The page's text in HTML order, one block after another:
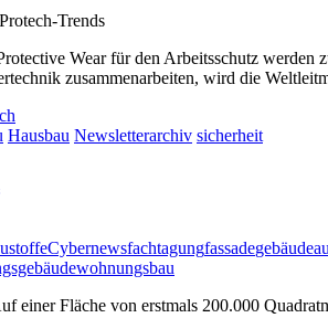
Trends
Wear für den Arbeitsschutz
zusammenarbeiten, wird die
Hausbau Newsletterarchiv sicherheit
Cybernewsfachtagungfassade
wohnungsbau
einer Fläche von erstmals 200.000